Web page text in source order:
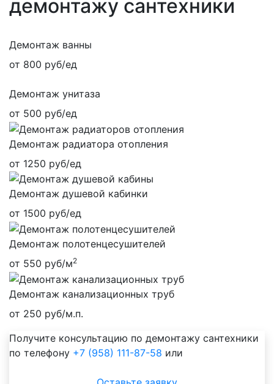
демонтажу сантехники
Демонтаж ванны
от 800 руб/ед
Демонтаж унитаза
от 500 руб/ед
Демонтаж радиатора отопления
от 1250 руб/ед
Демонтаж душевой кабинки
от 1500 руб/ед
Демонтаж полотенцесушителей
от 550 руб/м2
Демонтаж канализационных труб
от 250 руб/м.п.
Получите консультацию по демонтажу сантехники
по телефону +7 (958) 111-87-58 или